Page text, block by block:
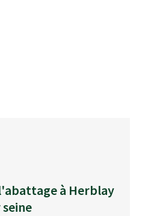
à Herblay